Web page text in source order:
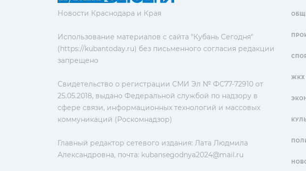
Новости Краснодара и Края
Использование материалов с сайта "Кубань Сегодня"
(https://kubantoday.ru) без письменного согласия редакции
запрещено
Свидетельство о регистрации СМИ Эл № ФС77-72910 от
25.05.2018, выдано Федеральной службой по надзору в
сфере связи, информационных технологий и массовых
коммуникаций (Роскомнадзор)
Главный редактор сетевого издания: Лата Людмила
Александровна, почта: kubansegodnya2024@mail.ru
ЖКХ